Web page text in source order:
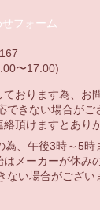
フォーム
〜17:00)
おります為、お
できない場合が
頂けますとあり
、午後3時～5時
メーカーが休み
ない場合がござい